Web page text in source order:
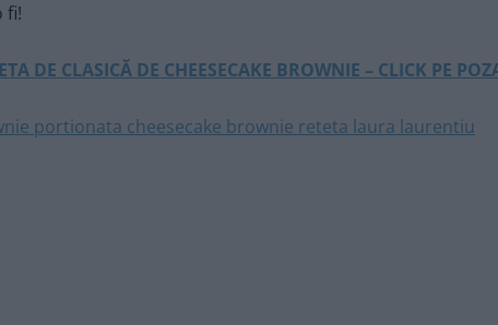
fi!
DE CLASICĂ DE CHEESECAKE BROWNIE – CLICK PE